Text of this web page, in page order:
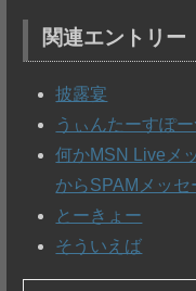
関連エントリー
披露宴
うぃんたーすぽ
何かMSN Liveメ
からSPAMメッ
とーきょー
そういえば